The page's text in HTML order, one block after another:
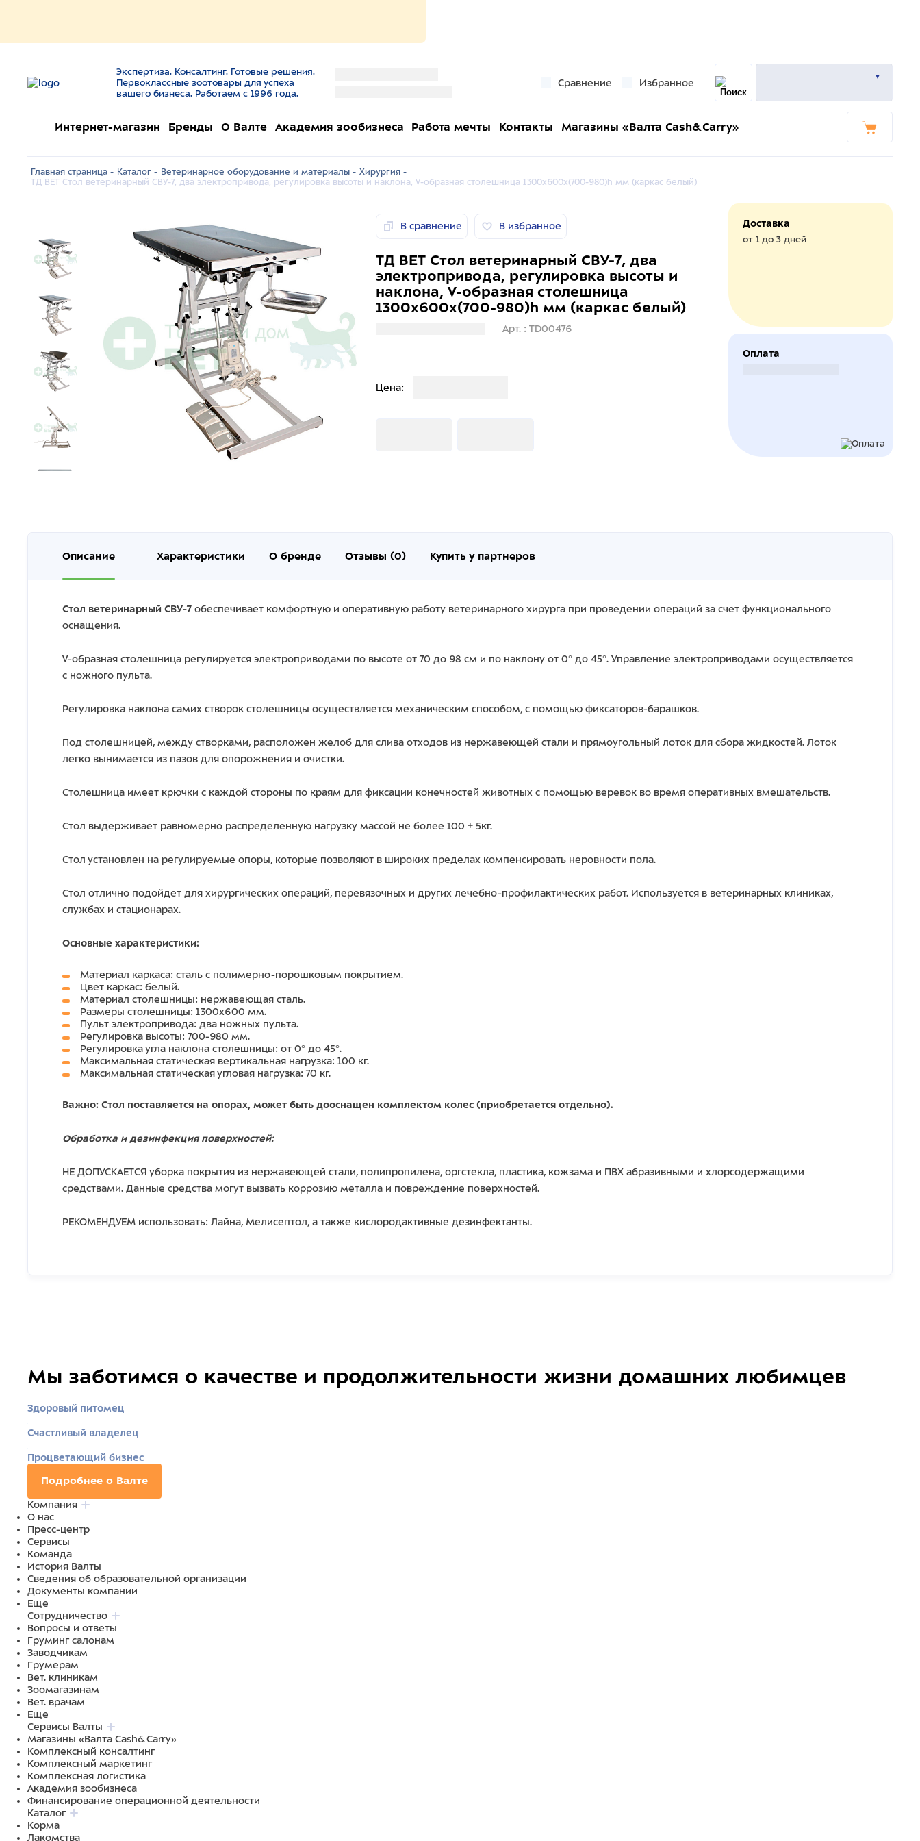
Экспертиза. Консалтинг. Готовые решения.
Первоклассные зоотовары для успеха
вашего бизнеса. Работаем с 1996 года.
Сравнение Избранное
Интернет-магазин Бренды О Валте Академия зообизнеса Работа мечты Контакты Магазины «Валта Cash&Carry»
Главная страница - Каталог - Ветеринарное оборудование и материалы - Хирургия -
ТД ВЕТ Стол ветеринарный СВУ-7, два электропривода, регулировка высоты и наклона, V-образная столешница 1300х600х(700-980)h мм (каркас белый)
В сравнение В избранное
ТД ВЕТ Стол ветеринарный СВУ-7, два
электропривода, регулировка высоты и
наклона, V-образная столешница
1300х600х(700-980)h мм (каркас белый)
Арт. : TD00476
Цена:
Доставка
от 1 до 3 дней
Оплата
Описание Характеристики О бренде Отзывы (0) Купить у партнеров
Стол ветеринарный СВУ-7 обеспечивает комфортную и оперативную работу ветеринарного хирурга при проведении операций за счет функционального
оснащения.
V-образная столешница регулируется электроприводами по высоте от 70 до 98 см и по наклону от 0° до 45°. Управление электроприводами осуществляется
с ножного пульта.
Регулировка наклона самих створок столешницы осуществляется механическим способом, с помощью фиксаторов-барашков.
Под столешницей, между створками, расположен желоб для слива отходов из нержавеющей стали и прямоугольный лоток для сбора жидкостей. Лоток
легко вынимается из пазов для опорожнения и очистки.
Столешница имеет крючки с каждой стороны по краям для фиксации конечностей животных с помощью веревок во время оперативных вмешательств.
Стол выдерживает равномерно распределенную нагрузку массой не более 100 ± 5кг.
Стол установлен на регулируемые опоры, которые позволяют в широких пределах компенсировать неровности пола.
Стол отлично подойдет для хирургических операций, перевязочных и других лечебно-профилактических работ. Используется в ветеринарных клиниках,
службах и стационарах.
Основные характеристики:
Материал каркаса: cталь с полимерно-порошковым покрытием.
Цвет каркас: белый.
Материал столешницы: нержавеющая сталь.
Размеры столешницы: 1300х600 мм.
Пульт электропривода: два ножных пульта.
Регулировка высоты: 700-980 мм.
Регулировка угла наклона столешницы: от 0° до 45°.
Максимальная статическая вертикальная нагрузка: 100 кг.
Максимальная статическая угловая нагрузка: 70 кг.
Важно: Стол поставляется на опорах, может быть дооснащен комплектом колес (приобретается отдельно).
Обработка и дезинфекция поверхностей:
НЕ ДОПУСКАЕТСЯ уборка покрытия из нержавеющей стали, полипропилена, оргстекла, пластика, кожзама и ПВХ абразивными и хлорсодержащими
средствами. Данные средства могут вызвать коррозию металла и повреждение поверхностей.
РЕКОМЕНДУЕМ использовать: Лайна, Мелисептол, а также кислородактивные дезинфектанты.
Мы заботимся о качестве и продолжительности жизни домашних любимцев
Здоровый питомец
Счастливый владелец
Процветающий бизнес
Подробнее о Валте
Компания
О нас
Пресс-центр
Сервисы
Команда
История Валты
Сведения об образовательной организации
Документы компании
Еще
Сотрудничество
Вопросы и ответы
Груминг салонам
Заводчикам
Грумерам
Вет. клиникам
Зоомагазинам
Вет. врачам
Еще
Сервисы Валты
Магазины «Валта Cash&Carry»
Комплексный консалтинг
Комплексный маркетинг
Комплексная логистика
Академия зообизнеса
Финансирование операционной деятельности
Каталог
Корма
Лакомства